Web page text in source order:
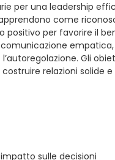
per una leadership
come
positivo per favorire il
empatica,
Gli
relazioni solide
sulle decisioni